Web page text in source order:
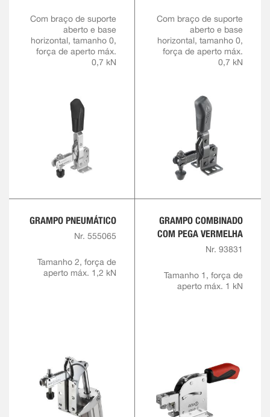
Com braço de suporte
aberto e base
horizontal, tamanho 0,
força de aperto máx.
0,7 kN
Com braço de suporte
aberto e base
horizontal, tamanho 0,
força de aperto máx.
0,7 kN
GRAMPO PNEUMÁTICO
Nr. 555065
Tamanho 2, força de
aperto máx. 1,2 kN
GRAMPO COMBINADO
COM PEGA VERMELHA
Nr. 93831
Tamanho 1, força de
aperto máx. 1 kN